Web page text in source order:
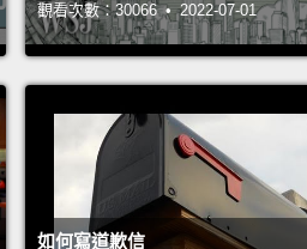
觀看次數：30066 • 2022-07-01
如何寫道歉信